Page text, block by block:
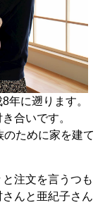
年に遡ります。
合いです。
ために家を建て
注文を言うつも
んと亜紀子さん